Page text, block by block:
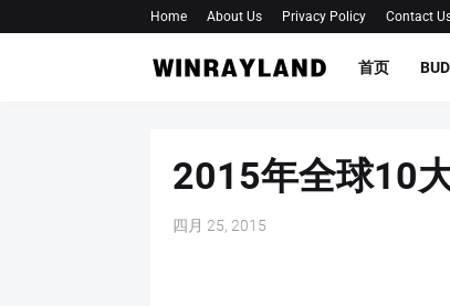
Home About Us Privacy Policy Contact
首页
2015年全球10
四月 25, 2015